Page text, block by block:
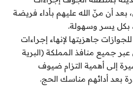
أن منّ الله عليهم بأداء فريضة
جاهزيتها لإنهاء إجراءات
جميع منافذ المملكة (البرية
إلى أهمية التزام ضيوف
بعد أدائهم مناسك الحج.